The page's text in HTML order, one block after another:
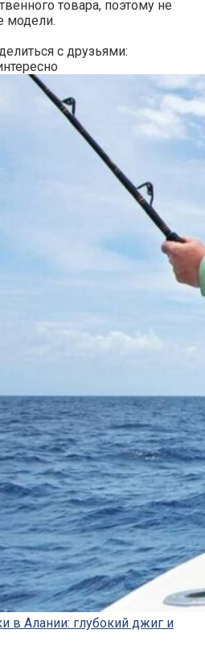
товара, поэтому не
модели.
с друзьями:
в Алании: глубокий джиг и